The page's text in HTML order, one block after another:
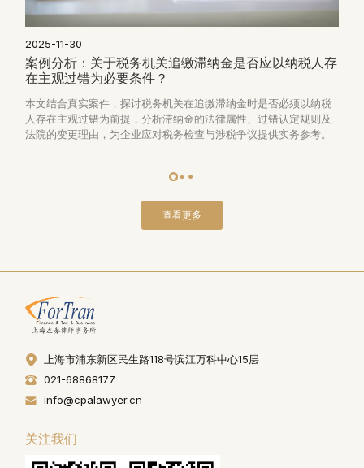
2025-11-30
案例分析：关于税务机关追缴滞纳金是否应以纳税人存
在主观过错为必要条件？
本文结合真实案件，探讨税务机关在追缴滞纳金时是否必须以纳税
人存在主观过错为前提，分析滞纳金的法律属性、过错认定规则及
法院的变更理由，为企业应对税务检查与涉税争议提供实务参考。
查看更多
上海市浦东新区民生路118号滨江万科中心15层
021-68868177
info@cpalawyer.cn
关注我们